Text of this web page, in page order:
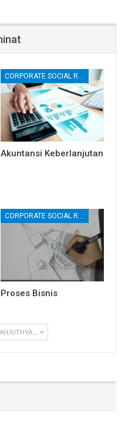
CORPORATE SOCIAL RESPONSIBILITY (CSR)
Akuntansi Keberlanjutan
CORPORATE SOCIAL RESPONSIBILITY (CSR)
Proses Bisnis
...